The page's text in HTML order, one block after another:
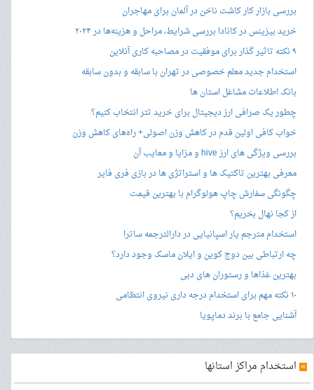
بررسی بازار کار کاشت ناخن در آلمان برای مهاجران
خرید بیزینس در کانادا بررسی شرایط، مراحل و هزینه‌ها در ۲۰۲۴
۹ نکته تاثیر گذار برای موفقیت در مصاحبه کاری آنلاین
استخدام جدید معلم خصوصی در تهران با سابقه و بدون سابقه
بانک اطلاعات مشاغل استان ها
چطور یک صرافی ارز دیجیتال برای خرید تتر انتخاب کنیم؟
خواب کافی اولین قدم در کاهش وزن اصولی+ راه‌های کاهش وزن
بررسی ویژگی های ارز hive و مزایا و معایب آن
معرفی بهترین تاکتیک ها و استراتژی ها در بازی فری فایر
چگونگی سفارش چاپ هولوگرام با بهترین قیمت
از کجا نهال بخریم؟
استخدام مترجم یار اسپانیایی در دارالترجمه ساترا
چه ارتباطی بین دوج کوین و ایلان ماسک وجود دارد؟
بهترین غذاها و رستوران های دبی
۱۰ نکته مهم برای استخدام درجه داری نیروی انتظامی
آشنایی جامع با برند دماپویا
» استخدام مراکز استانها